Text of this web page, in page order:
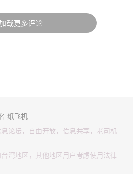
加载更多评论
纸飞机
论坛，自由开放，信息共享，老司机
湾地区，其他地区用户考虑使用法律